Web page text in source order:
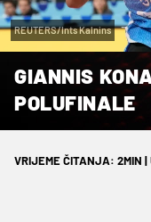
REUTERS/Ints Kalnins
GIANNIS
POLUFINALE
VRIJEME ČITANJA: 2MIN